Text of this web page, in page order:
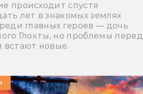
происходит спустя
лет в знакомых землях
главных героев — дочь
Глокты, но проблемы перед
встают новые.